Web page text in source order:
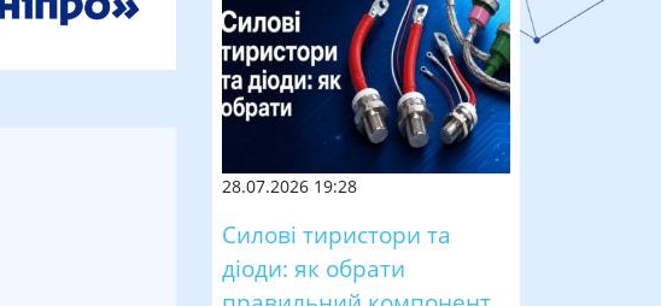
28.07.2026 19:28
Силові тиристори та
діоди: як обрати